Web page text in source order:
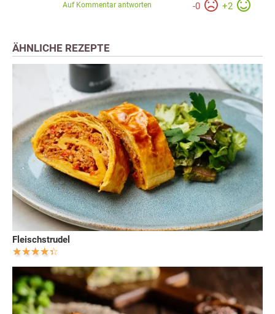
-0 +2
Auf Kommentar antworten
ÄHNLICHE REZEPTE
Fleischstrudel